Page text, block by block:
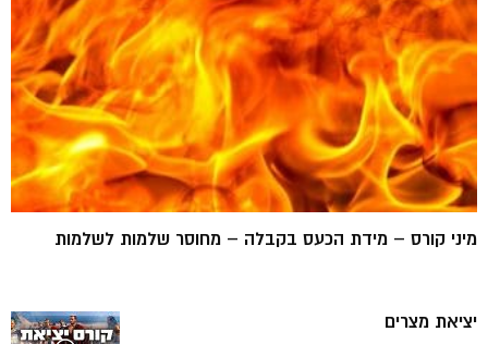
מיני קורס – מידת הכעס בקבלה – מחוסר שלמות לשלמות
יציאת מצרים